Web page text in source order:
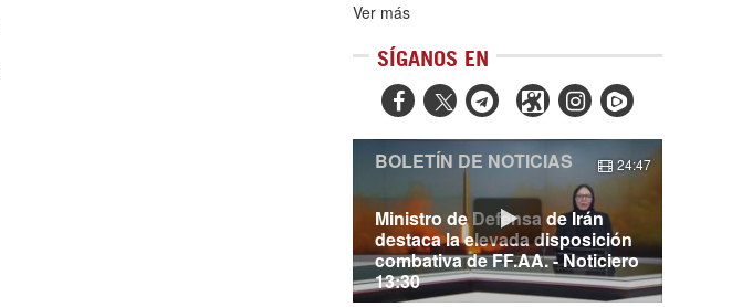
Ver más
SÍGANOS EN
  
Ministro de Defensa de Irán
destaca la elevada disposición
combativa de FF.AA. - Noticiero
13:30
BOLETÍN DE NOTICIAS 24:47